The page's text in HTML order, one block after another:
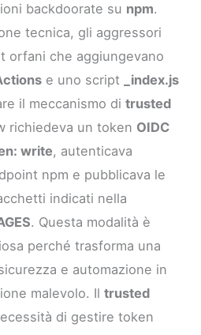
backdoorate su npm.
tecnica, gli aggressori
orfani che aggiungevano
e uno script
_index.js
il meccanismo ditrusted
richiedeva un token OIDC
write, autenticava
npm e pubblicava le
indicati nella
. Questa modalità è
perché trasforma una
e automazione in
malevolo. Iltrusted
di gestire token